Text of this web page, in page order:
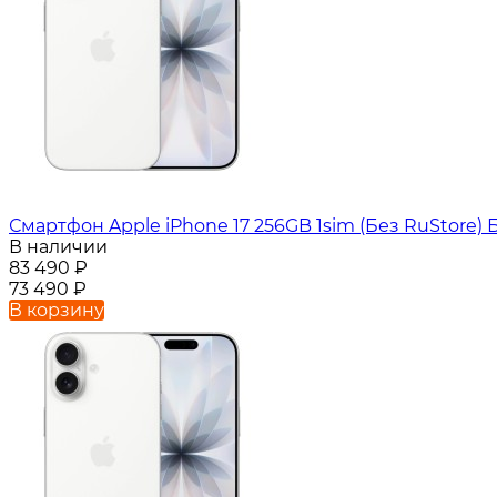
Смартфон Apple iPhone 17 256GB 1sim (Без RuStore)
В наличии
83 490 ₽
73 490 ₽
В корзину